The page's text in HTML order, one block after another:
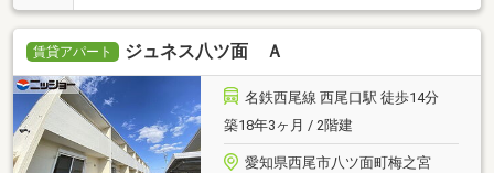
賃貸アパート ジュネス八ツ面 Ａ
名鉄西尾線 西尾口駅 徒歩14分
築18年3ヶ月 / 2階建
愛知県西尾市八ツ面町梅之宮